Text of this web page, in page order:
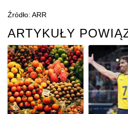
Źródło: ARR
ARTYKUŁY